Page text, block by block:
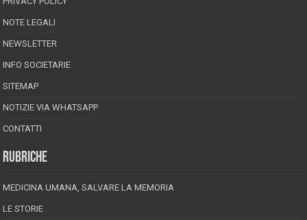
NOTE LEGALI
NEWSLETTER
INFO SOCIETARIE
SITEMAP
NOTIZIE VIA WHATSAPP
CONTATTI
RUBRICHE
MEDICINA UMANA, SALVARE LA MEMORIA
LE STORIE